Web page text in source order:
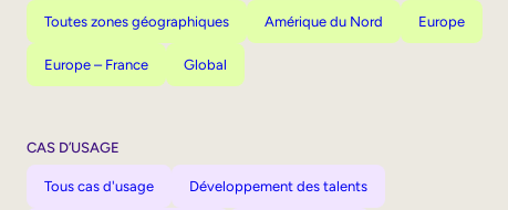
Toutes zones géographiques Amérique du Nord Europe
Europe – France Global
CAS D’USAGE
Tous cas d'usage Développement des talents